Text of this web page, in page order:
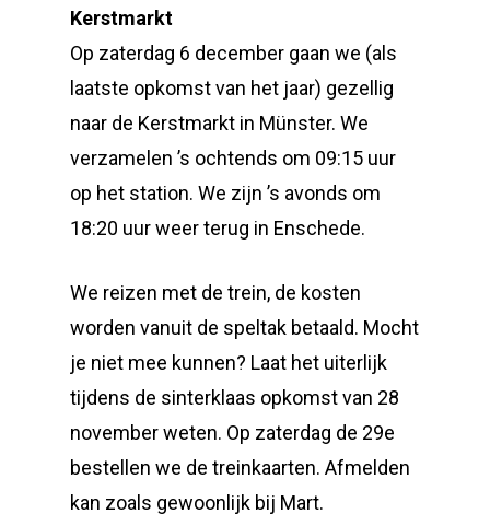
Kerstmarkt
Op zaterdag 6 december gaan we (als
laatste opkomst van het jaar) gezellig
naar de Kerstmarkt in Münster. We
verzamelen ’s ochtends om 09:15 uur
op het station. We zijn ’s avonds om
18:20 uur weer terug in Enschede.
We reizen met de trein, de kosten
worden vanuit de speltak betaald. Mocht
je niet mee kunnen? Laat het uiterlijk
tijdens de sinterklaas opkomst van 28
november weten. Op zaterdag de 29e
bestellen we de treinkaarten. Afmelden
kan zoals gewoonlijk bij Mart.